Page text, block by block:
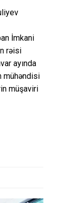
İmkani
rəisi
ayında
mühəndisi
müşaviri